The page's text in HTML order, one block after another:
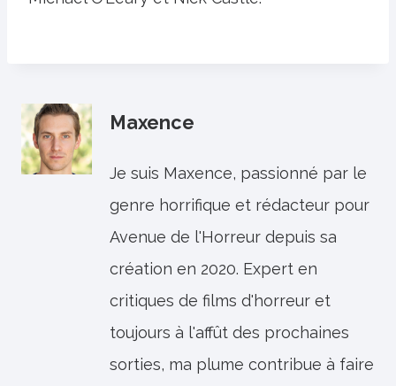
Maxence
Je suis Maxence, passionné par le
genre horrifique et rédacteur pour
Avenue de l'Horreur depuis sa
création en 2020. Expert en
critiques de films d'horreur et
toujours à l'affût des prochaines
sorties, ma plume contribue à faire